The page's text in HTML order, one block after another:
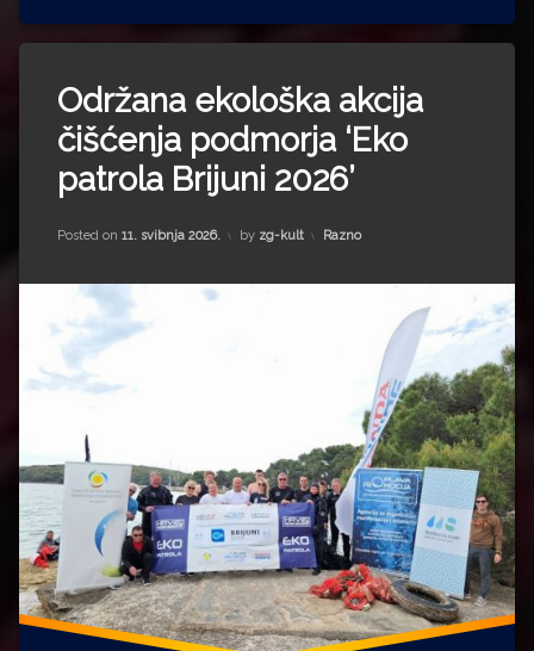
Održana ekološka akcija
čišćenja podmorja ‘Eko
patrola Brijuni 2026’
Posted on 11. svibnja 2026. by zg-kult Kategorije:
Razno